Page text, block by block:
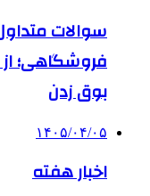
سوالات
فروشگاهی؛
بوق زدن
۱۴۰۵/۰۴/۰۵
اخبار هفته